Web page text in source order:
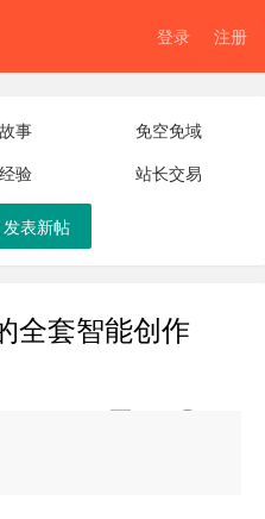
登录 注册
事
免空免域
验 站长交易
发表新帖
全套智能创作
 